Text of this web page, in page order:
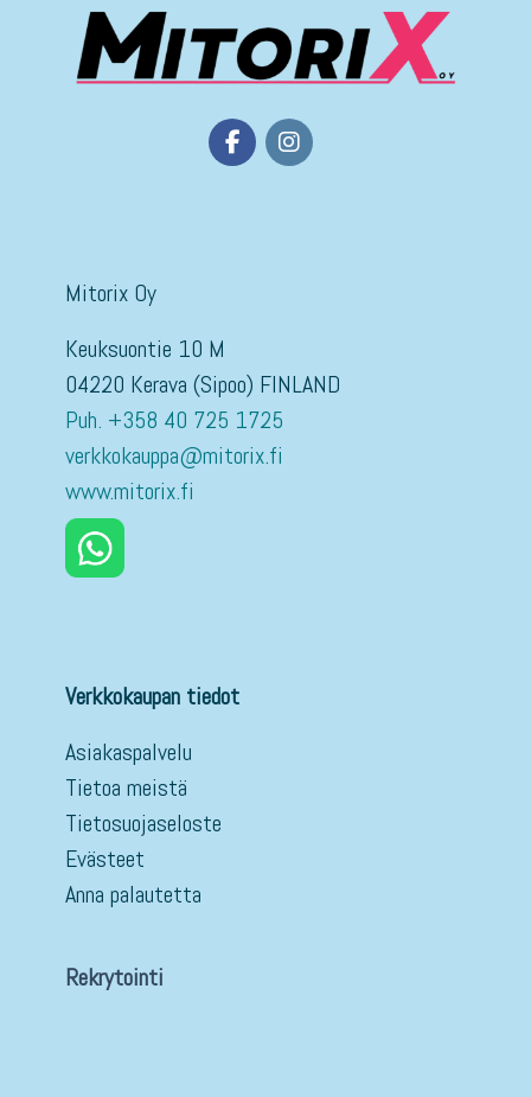
Mitorix Oy
Keuksuontie 10 M
04220 Kerava (Sipoo) FINLAND
Puh. +358 40 725 1725
verkkokauppa@mitorix.fi
www.mitorix.fi
Verkkokaupan tiedot
Asiakaspalvelu
Tietoa meistä
Tietosuojaseloste
Evästeet
Anna palautetta
Rekrytointi